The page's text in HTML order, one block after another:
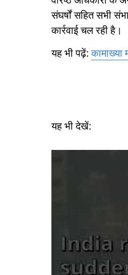
संघर्षों सहित सभी
कार्रवाई चल रही है।
यह भी पढ़ें:कामाख्या
यह भी देखें: